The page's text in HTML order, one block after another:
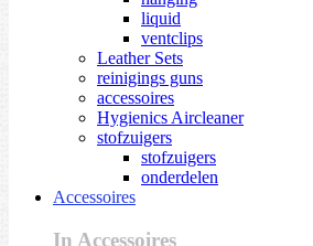
liquid
ventclips
Leather Sets
reinigings guns
accessoires
Hygienics Aircleaner
stofzuigers
stofzuigers
onderdelen
Accessoires
In Accessoires